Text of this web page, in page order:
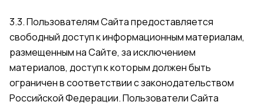
3.3. Пользователям Сайта предоставляется
свободный доступ к информационным материалам,
размещенным на Сайте, за исключением
материалов, доступ к которым должен быть
ограничен в соответствии с законодательством
Российской Федерации. Пользователи Сайта